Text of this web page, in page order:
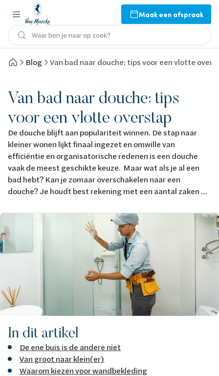
Maak een afspraak
Waar ben je naar op zoek?
Blog Van bad naar douche: tips voor een vlotte
Van bad naar douche: tips
voor een vlotte overstap
De douche blijft aan populariteit winnen. De stap naar
kleiner wonen lijkt finaal ingezet en omwille van
efficiëntie en organisatorische redenen is een douche
vaak de meest geschikte keuze. Maar wat als je al een
bad hebt? Kan je zomaar overschakelen naar een
douche? Je houdt best rekening met een aantal zaken …
Afbeelding
In dit artikel
De ene buis is de andere niet
Van groot naar klein(er)
Waarom kiezen voor wandbekleding